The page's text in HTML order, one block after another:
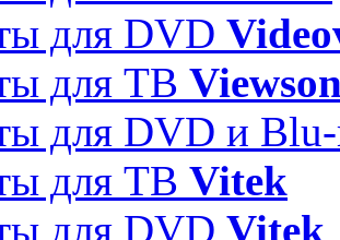
для DVD
для ТВ
для DVD и
для ТВ Vitek
для DVD Vitek